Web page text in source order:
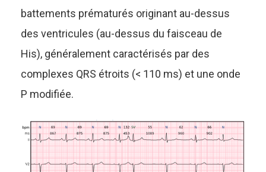
battements prématurés originant au-dessus
des ventricules (au-dessus du faisceau de
His), généralement caractérisés par des
complexes QRS étroits (< 110 ms) et une onde
P modifiée.